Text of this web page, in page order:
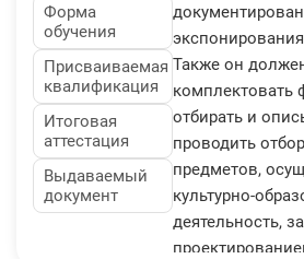
Форма
обучения
Присваиваемая
квалификация
Итоговая
аттестация
Выдаваемый
документ
Также он
комплектовать
отбирать и
проводить
предметов,
культурно-
деятельность,